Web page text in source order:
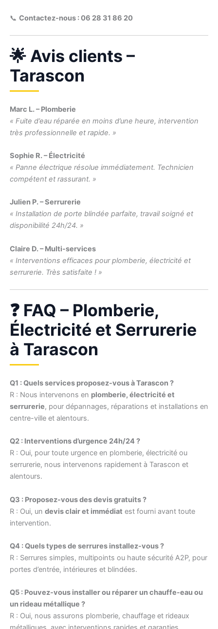
📞 Contactez-nous : 06 28 31 86 20
🌟 Avis clients –
Tarascon
Marc L. – Plomberie
« Fuite d’eau réparée en moins d’une heure, intervention
très professionnelle et rapide. »
Sophie R. – Électricité
« Panne électrique résolue immédiatement. Technicien
compétent et rassurant. »
Julien P. – Serrurerie
« Installation de porte blindée parfaite, travail soigné et
disponibilité 24h/24. »
Claire D. – Multi-services
« Interventions efficaces pour plomberie, électricité et
serrurerie. Très satisfaite ! »
❓ FAQ – Plomberie,
Électricité et Serrurerie
à Tarascon
Q1 : Quels services proposez-vous à Tarascon ?
R : Nous intervenons en plomberie, électricité et
serrurerie, pour dépannages, réparations et installations en
centre-ville et alentours.
Q2 : Interventions d’urgence 24h/24 ?
R : Oui, pour toute urgence en plomberie, électricité ou
serrurerie, nous intervenons rapidement à Tarascon et
alentours.
Q3 : Proposez-vous des devis gratuits ?
R : Oui, un devis clair et immédiat est fourni avant toute
intervention.
Q4 : Quels types de serrures installez-vous ?
R : Serrures simples, multipoints ou haute sécurité A2P, pour
portes d’entrée, intérieures et blindées.
Q5 : Pouvez-vous installer ou réparer un chauffe-eau ou
un rideau métallique ?
R : Oui, nous assurons plomberie, chauffage et rideaux